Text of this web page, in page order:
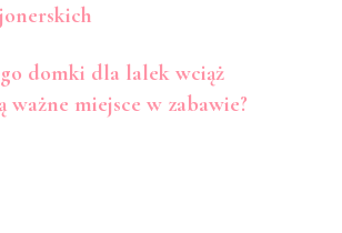
domki dla lalek wciąż
ważne miejsce w zabawie?